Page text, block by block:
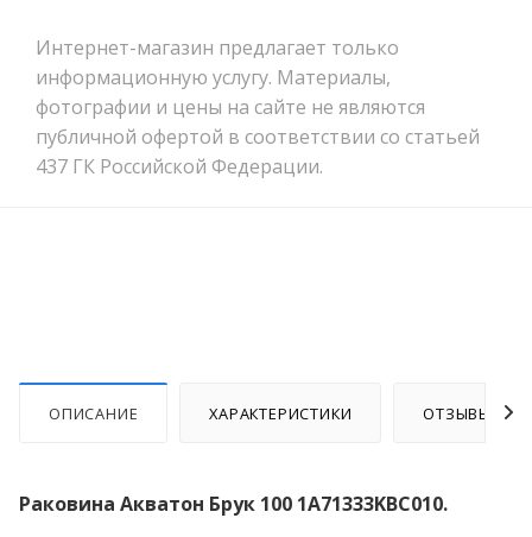
Интернет-магазин предлагает только
информационную услугу. Материалы,
фотографии и цены на сайте не являются
публичной офертой в соответствии со статьей
437 ГК Российской Федерации.
ОПИСАНИЕ ХАРАКТЕРИСТИКИ ОТЗЫВЫ
Раковина Акватон Брук 100 1A71333KBC010.